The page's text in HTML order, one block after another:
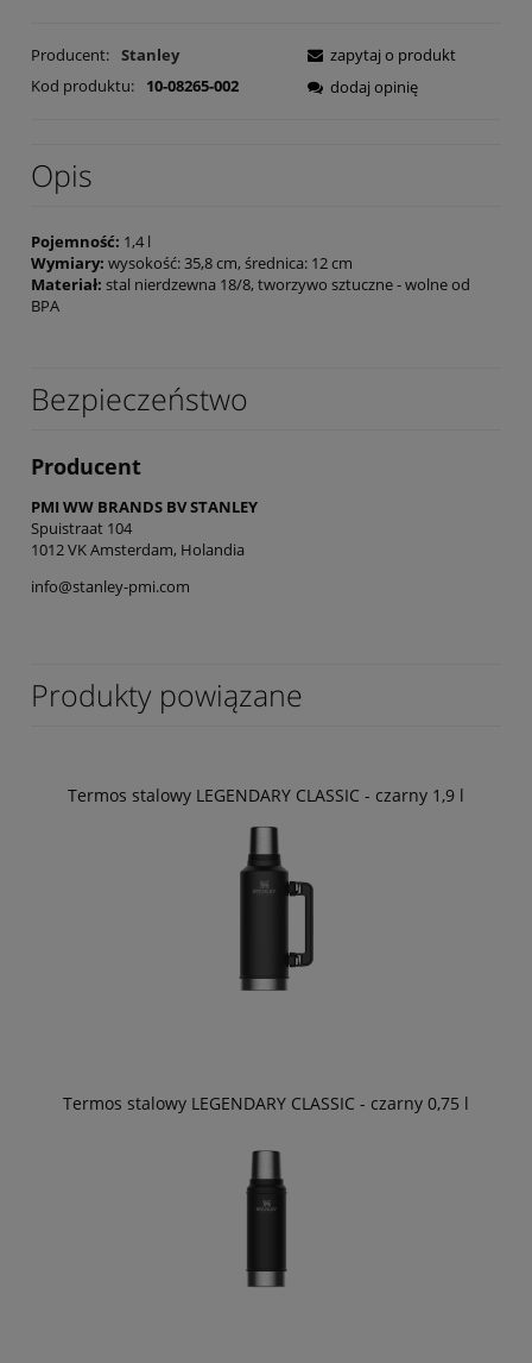
Producent: Stanley
Kod produktu:
10-08265-002
zapytaj o produkt
dodaj opinię
Opis
Pojemność: 1,4 l
Wymiary: wysokość: 35,8 cm, średnica: 12 cm
Materiał: stal nierdzewna 18/8, tworzywo sztuczne - wolne od
BPA
Bezpieczeństwo
Producent
PMI WW BRANDS BV STANLEY
Spuistraat 104
1012 VK Amsterdam, Holandia
info@stanley-pmi.com
Produkty powiązane
Termos stalowy LEGENDARY CLASSIC - czarny 1,9 l
Termos stalowy LEGENDARY CLASSIC - czarny 0,75 l